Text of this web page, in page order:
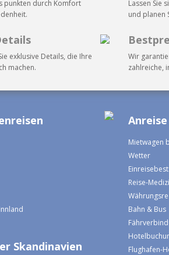
punkten durch Komfort
Lassen Sie
und planen
exklusive Details, die Ihre
machen.
Wir
zahlreiche,
Skandinavien
Mietwagen
Wetter
Reise-
Bahn & Bus
Flughafen-